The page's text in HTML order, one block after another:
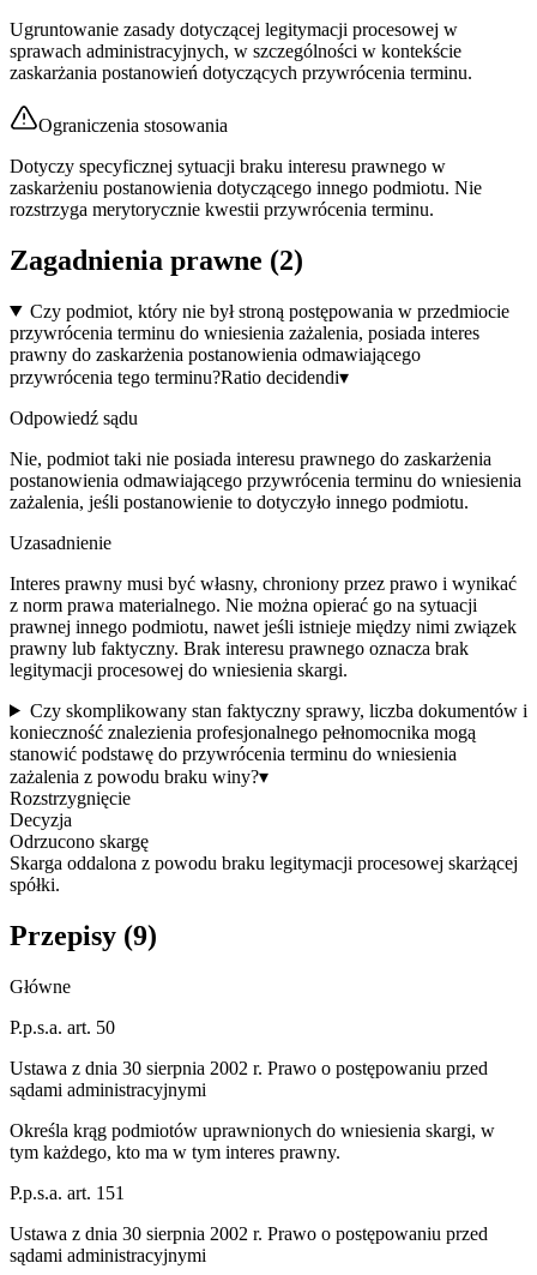
Ugruntowanie zasady dotyczącej legitymacji procesowej w
sprawach administracyjnych, w szczególności w kontekście
zaskarżania postanowień dotyczących przywrócenia terminu.
Ograniczenia stosowania
Dotyczy specyficznej sytuacji braku interesu prawnego w
zaskarżeniu postanowienia dotyczącego innego podmiotu. Nie
rozstrzyga merytorycznie kwestii przywrócenia terminu.
Zagadnienia prawne (2)
Czy podmiot, który nie był stroną postępowania w przedmiocie
przywrócenia terminu do wniesienia zażalenia, posiada interes
prawny do zaskarżenia postanowienia odmawiającego
przywrócenia tego terminu?Ratio decidendi▾
Odpowiedź sądu
Nie, podmiot taki nie posiada interesu prawnego do zaskarżenia
postanowienia odmawiającego przywrócenia terminu do wniesienia
zażalenia, jeśli postanowienie to dotyczyło innego podmiotu.
Uzasadnienie
Interes prawny musi być własny, chroniony przez prawo i wynikać
z norm prawa materialnego. Nie można opierać go na sytuacji
prawnej innego podmiotu, nawet jeśli istnieje między nimi związek
prawny lub faktyczny. Brak interesu prawnego oznacza brak
legitymacji procesowej do wniesienia skargi.
Czy skomplikowany stan faktyczny sprawy, liczba dokumentów i
konieczność znalezienia profesjonalnego pełnomocnika mogą
stanowić podstawę do przywrócenia terminu do wniesienia
zażalenia z powodu braku winy?▾
Rozstrzygnięcie
Decyzja
Odrzucono skargę
Skarga oddalona z powodu braku legitymacji procesowej skarżącej
spółki.
Przepisy (9)
Główne
P.p.s.a. art. 50
Ustawa z dnia 30 sierpnia 2002 r. Prawo o postępowaniu przed
sądami administracyjnymi
Określa krąg podmiotów uprawnionych do wniesienia skargi, w
tym każdego, kto ma w tym interes prawny.
P.p.s.a. art. 151
Ustawa z dnia 30 sierpnia 2002 r. Prawo o postępowaniu przed
sądami administracyjnymi